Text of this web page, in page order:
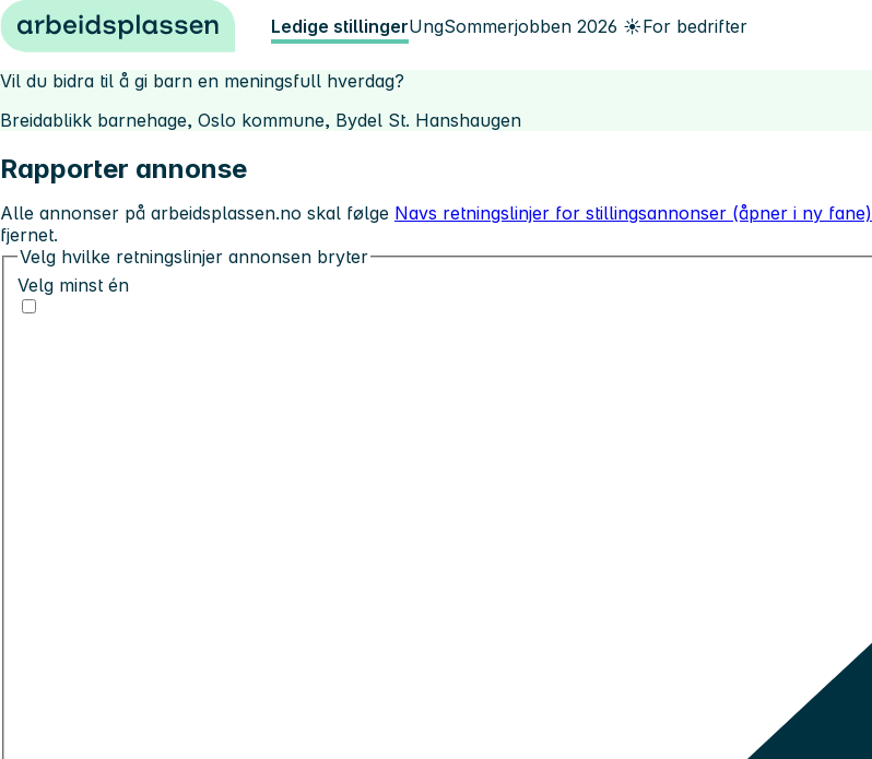
Hopp til innhold Ledige stillingerUngSommerjobben 2026 ☀️For bedrifter
Vil du bidra til å gi barn en meningsfull hverdag?
Breidablikk barnehage, Oslo kommune, Bydel St. Hanshaugen
Rapporter annonse
Alle annonser på arbeidsplassen.no skal følge Navs retningslinjer for stillingsannonser (åpner i ny fane)
fjernet.
Velg hvilke retningslinjer annonsen bryter
Velg minst én